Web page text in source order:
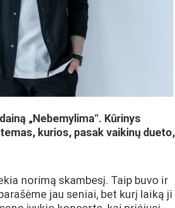
„Nebemylima“. Kūrinys
kurios, pasak vaikinų dueto,
norimą skambesį. Taip buvo ir
jau seniai, bet kurį laiką ji